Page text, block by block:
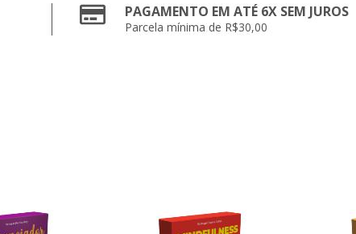
PAGAMENTO EM ATÉ 6X SEM JUROS
Parcela mínima de R$30,00